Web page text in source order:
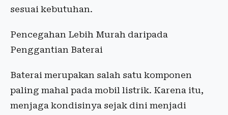
sesuai kebutuhan.
Pencegahan Lebih Murah daripada
Penggantian Baterai
Baterai merupakan salah satu komponen
paling mahal pada mobil listrik. Karena itu,
menjaga kondisinya sejak dini menjadi